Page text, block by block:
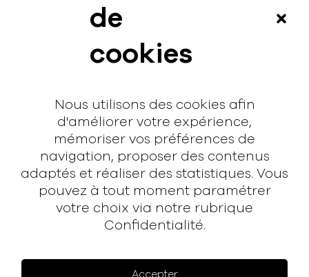
de
cookies
Nous utilisons des cookies afin
d'améliorer votre expérience,
mémoriser vos préférences de
navigation, proposer des contenus
adaptés et réaliser des statistiques. Vous
pouvez à tout moment paramétrer
votre choix via notre rubrique
Confidentialité.
Accepter
Interview
Contact
hello@rodmusic.fr
SubmitHub
Groover
À propos